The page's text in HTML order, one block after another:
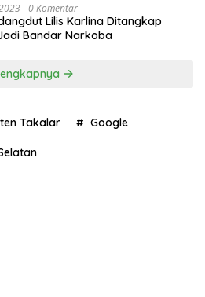
0 Komentar
Lilis Karlina Ditangkap
Bandar Narkoba
Takalar Google